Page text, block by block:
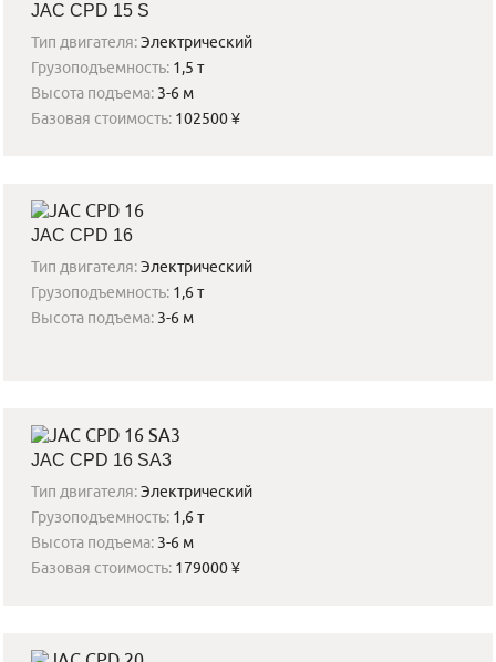
JAC CPD 15 S
Тип двигателя:Электрический
Грузоподъемность: 1,5 т
Высота подъема: 3-6 м
Базовая стоимость: 102500 ¥
JAC CPD 16
Тип двигателя:Электрический
Грузоподъемность: 1,6 т
Высота подъема: 3-6 м
JAC CPD 16 SA3
Тип двигателя:Электрический
Грузоподъемность: 1,6 т
Высота подъема: 3-6 м
Базовая стоимость: 179000 ¥